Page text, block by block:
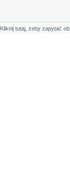
Kliknij tutaj, żeby zapytać